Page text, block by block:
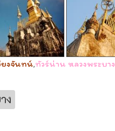
ยงจันทน์,ทัวร์น่าน หลวงพระบาง
ง